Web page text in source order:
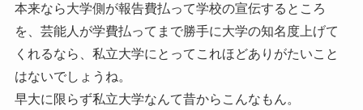
本来なら大学側が報告費払って学校の宣伝するところ
を、芸能人が学費払ってまで勝手に大学の知名度上げて
くれるなら、私立大学にとってこれほどありがたいこと
はないでしょうね。
早大に限らず私立大学なんて昔からこんなもん。